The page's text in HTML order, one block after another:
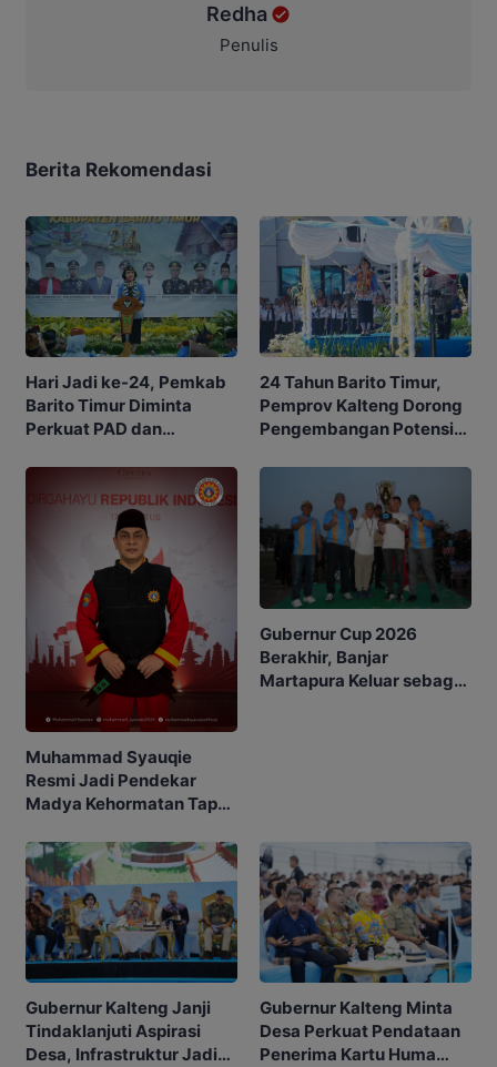
Redha
Penulis
Berita Rekomendasi
Hari Jadi ke-24, Pemkab
Barito Timur Diminta
Perkuat PAD dan
24 Tahun Barito Timur,
Pemprov Kalteng Dorong
Pengembangan Potensi
Muhammad Syauqie
Resmi Jadi Pendekar
Madya Kehormatan Tapak
Gubernur Cup 2026
Berakhir, Banjar
Martapura Keluar sebagai
Gubernur Kalteng Janji
Tindaklanjuti Aspirasi
Desa, Infrastruktur Jadi
Gubernur Kalteng Minta
Desa Perkuat Pendataan
Penerima Kartu Huma